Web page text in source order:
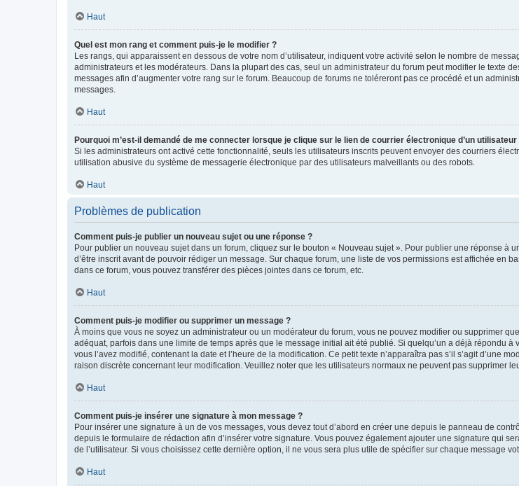
Haut
Quel est mon rang et comment puis-je le modifier ?
Les rangs, qui apparaissent en dessous de votre nom d’utilisateur, indiquent votre activité selon le nombre de
administrateurs et les modérateurs. Dans la plupart des cas, seul un administrateur du forum peut modifier le texte
messages afin d’augmenter votre rang sur le forum. Beaucoup de forums ne toléreront pas ce procédé et un
messages.
Haut
Pourquoi m’est-il demandé de me connecter lorsque je clique sur le lien de courrier électronique d’un utilisateur
Si les administrateurs ont activé cette fonctionnalité, seuls les utilisateurs inscrits peuvent envoyer des courriers
utilisation abusive du système de messagerie électronique par des utilisateurs malveillants ou des robots.
Haut
Problèmes de publication
Comment puis-je publier un nouveau sujet ou une réponse ?
Pour publier un nouveau sujet dans un forum, cliquez sur le bouton « Nouveau sujet ». Pour publier une réponse à
d’être inscrit avant de pouvoir rédiger un message. Sur chaque forum, une liste de vos permissions est affichée en
dans ce forum, vous pouvez transférer des pièces jointes dans ce forum, etc.
Haut
Comment puis-je modifier ou supprimer un message ?
À moins que vous ne soyez un administrateur ou un modérateur du forum, vous ne pouvez modifier ou supprimer
adéquat, parfois dans une limite de temps après que le message initial ait été publié. Si quelqu’un a déjà répondu
vous l’avez modifié, contenant la date et l’heure de la modification. Ce petit texte n’apparaîtra pas s’il s’agit d’une
raison discrète concernant leur modification. Veuillez noter que les utilisateurs normaux ne peuvent pas supprimer
Haut
Comment puis-je insérer une signature à mon message ?
Pour insérer une signature à un de vos messages, vous devez tout d’abord en créer une depuis le panneau de
depuis le formulaire de rédaction afin d’insérer votre signature. Vous pouvez également ajouter une signature qui
de l’utilisateur. Si vous choisissez cette dernière option, il ne vous sera plus utile de spécifier sur chaque message
Haut